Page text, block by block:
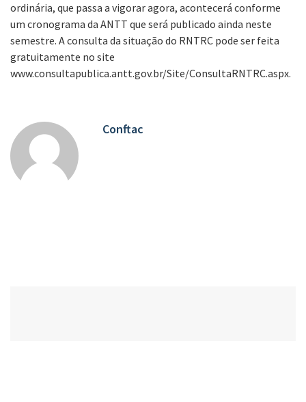
ordinária, que passa a vigorar agora, acontecerá conforme
um cronograma da ANTT que será publicado ainda neste
semestre. A consulta da situação do RNTRC pode ser feita
gratuitamente no site
www.consultapublica.antt.gov.br/Site/ConsultaRNTRC.aspx.
Conftac